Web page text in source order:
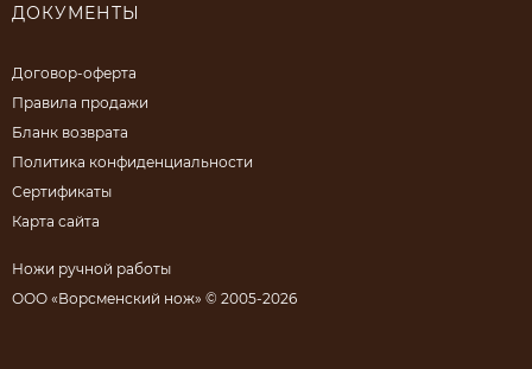
ДОКУМЕНТЫ
Договор-оферта
Правила продажи
Бланк возврата
Политика конфиденциальности
Сертификаты
Карта сайта
Ножи ручной работы
ООО «Ворсменский нож» © 2005-2026